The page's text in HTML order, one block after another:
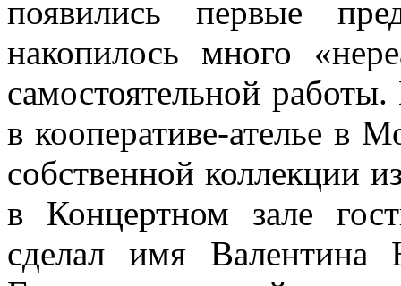
появились первые
накопилось много
самостоятельной
в кооперативе-ателье в
собственной коллекции
в Концертном зале
сделал имя Валентина